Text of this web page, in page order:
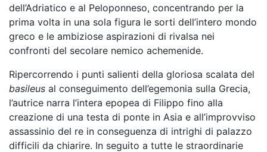
dell’Adriatico e al Peloponneso, concentrando per la
prima volta in una sola figura le sorti dell’intero mondo
greco e le ambiziose aspirazioni di rivalsa nei
confronti del secolare nemico achemenide.
Ripercorrendo i punti salienti della gloriosa scalata del
basileus al conseguimento dell’egemonia sulla Grecia,
l’autrice narra l’intera epopea di Filippo fino alla
creazione di una testa di ponte in Asia e all’improvviso
assassinio del re in conseguenza di intrighi di palazzo
difficili da chiarire. In seguito a tutte le straordinarie